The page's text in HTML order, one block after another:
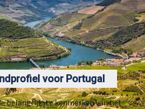
voor Portugal
belangrijkste kenmerken van het